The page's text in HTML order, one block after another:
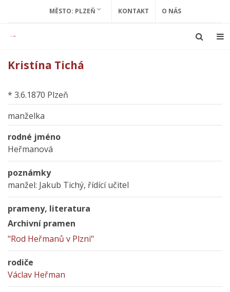
MĚSTO: PLZEŇ KONTAKT O NÁS
Kristína Tichá
* 3.6.1870 Plzeň
manželka
rodné jméno
Heřmanová
poznámky
manžel: Jakub Tichý, řídící učitel
prameny, literatura
Archivní pramen
"Rod Heřmanů v Plzni"
rodiče
Václav Heřman